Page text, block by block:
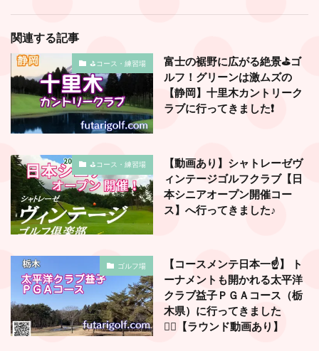
関連する記事
⛳️コース・練習場
富士の裾野に広がる絶景⛳️ゴ
ルフ！グリーンは激ムズの
【静岡】十里木カントリーク
ラブに行ってきました❗️
⛳️コース・練習場
【動画あり】シャトレーゼヴ
ィンテージゴルフクラブ【日
本シニアオープン開催コー
ス】へ行ってきました♪
ゴルフ場
【コースメンテ日本一☝️】 ト
ーナメントも開かれる太平洋
クラブ益子ＰＧＡコース（栃
木県）に行ってきました
🏌️‍♂️【ラウンド動画あり】